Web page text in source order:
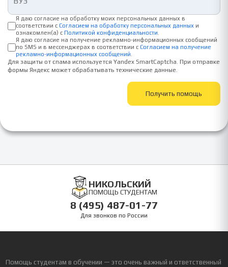
Я даю согласие на обработку моих персональных данных в
соответствии с Согласием на обработку персональных данных и
ознакомлен(а) с Политикой конфиденциальности
Я даю согласие на получение рекламно-информационных сообщений
по SMS и в мессенджерах в соответствии с Согласием на получение
рекламно-информационных сообщений
Для защиты от спама используется Yandex SmartCaptcha. При отправке
формы Яндекс может обрабатывать технические данные.
Получить помощь
НИКОЛЬСКИЙ
ПОМОЩЬ СТУДЕНТАМ
8 (495) 487-01-77
Для звонков по России
Помощь студентам в обучении — это очень важный и ответственный